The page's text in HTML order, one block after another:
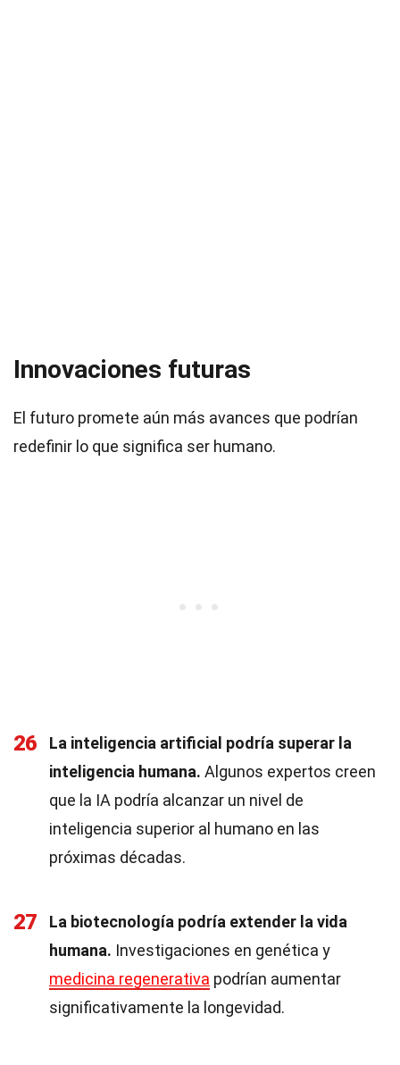
Innovaciones futuras
El futuro promete aún más avances que podrían
redefinir lo que significa ser humano.
26
La inteligencia artificial podría superar la
inteligencia humana. Algunos expertos creen
que la IA podría alcanzar un nivel de
inteligencia superior al humano en las
próximas décadas.
27
La biotecnología podría extender la vida
humana. Investigaciones en genética y
medicina regenerativa podrían aumentar
significativamente la longevidad.